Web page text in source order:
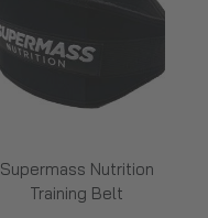
Supermass Nutrition
Training Belt